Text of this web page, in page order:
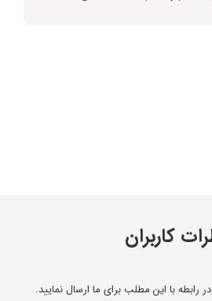
کاربران
رابطه با این مطلب برای ما ارسال نمایید.